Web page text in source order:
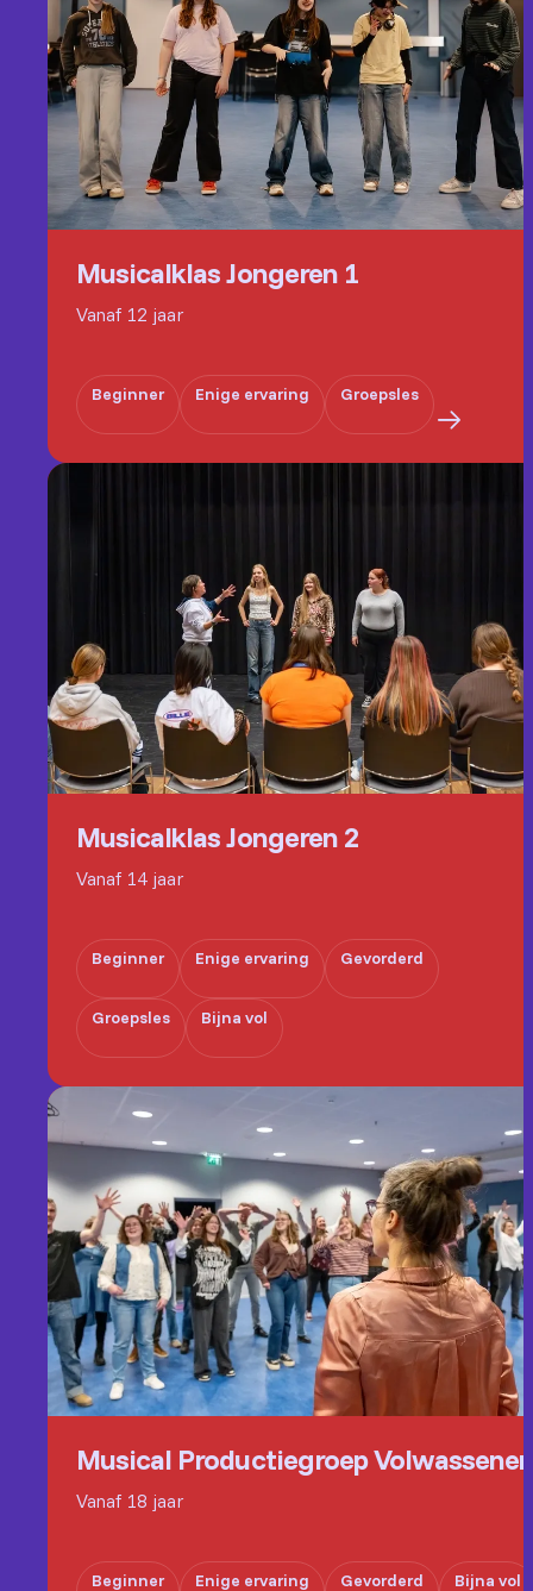
Musicalklas Jongeren 1
Vanaf 12 jaar
Beginner Enige ervaring Groepsles
Musicalklas Jongeren 2
Vanaf 14 jaar
Beginner Enige ervaring Gevorderd
Groepsles Bijna vol
Musical Productiegroep
Vanaf 18 jaar
Beginner Enige ervaring Gevorderd Bijna vol